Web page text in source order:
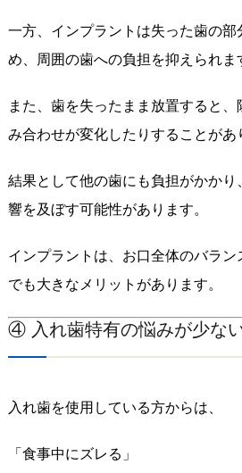
一方、インプラントは失った歯の部
め、周囲の歯への負担を抑えられま
また、歯を失ったまま放置すると
み合わせが変化したりすることがあ
結果として他の歯にも負担がかか
響を及ぼす可能性があります。
インプラントは、お口全体のバラ
でも大きなメリットがあります。
④ 入れ歯特有の悩みが少な
入れ歯を使用している方からは、
「食事中にズレる」